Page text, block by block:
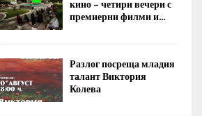
кино – четири вечери с
премиерни филми и...
Разлог посреща младия
талант Виктория
Колева